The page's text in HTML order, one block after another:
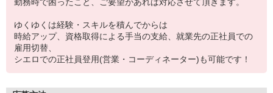
ゆくゆくは経験・スキルを積んでからは
時給アップ、資格取得による手当の支給、就業先の正社員での
雇用切替、
シエロでの正社員登用(営業・コーディネーター)も可能です！